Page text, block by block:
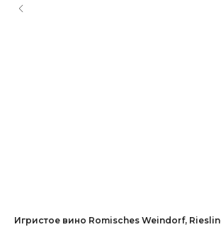
Игристое вино Romisches Weindorf,